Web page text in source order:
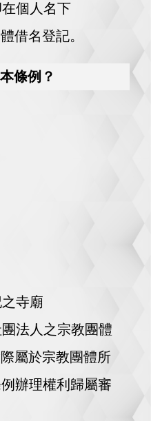
個人名下
借名登記。
條例？
寺廟
法人之宗教團體
屬於宗教團體所
辦理權利歸屬審